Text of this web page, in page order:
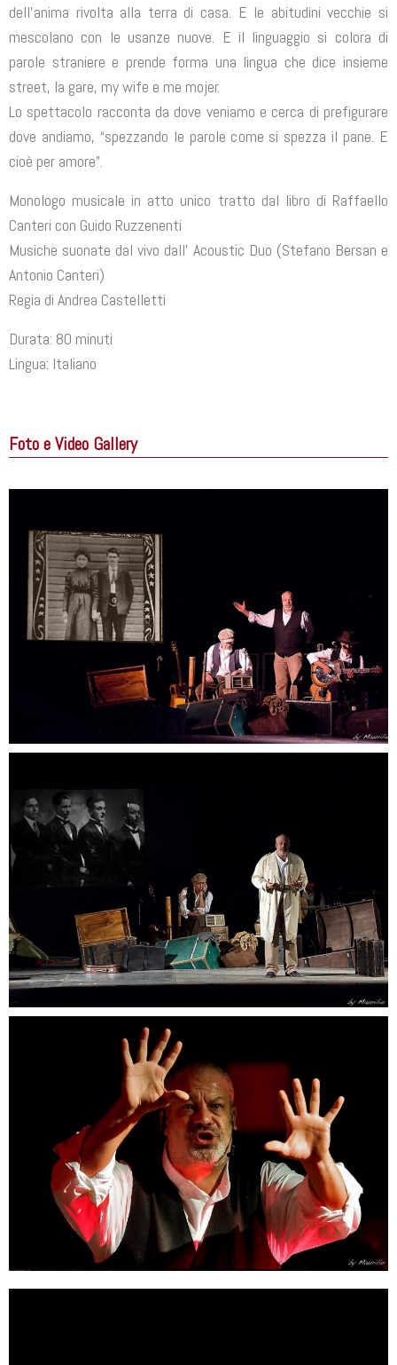
dell’anima rivolta alla terra di casa. E le abitudini vecchie si
mescolano con le usanze nuove. E il linguaggio si colora di
parole straniere e prende forma una lingua che dice insieme
street, la gare, my wife e me mojer.
Lo spettacolo racconta da dove veniamo e cerca di prefigurare
dove andiamo, “spezzando le parole come si spezza il pane. E
cioè per amore”.
Monologo musicale in atto unico tratto dal libro di Raffaello
Canteri con Guido Ruzzenenti
Musiche suonate dal vivo dall’ Acoustic Duo (Stefano Bersan e
Antonio Canteri)
Regia di Andrea Castelletti
Durata: 80 minuti
Lingua: Italiano
Foto e Video Gallery